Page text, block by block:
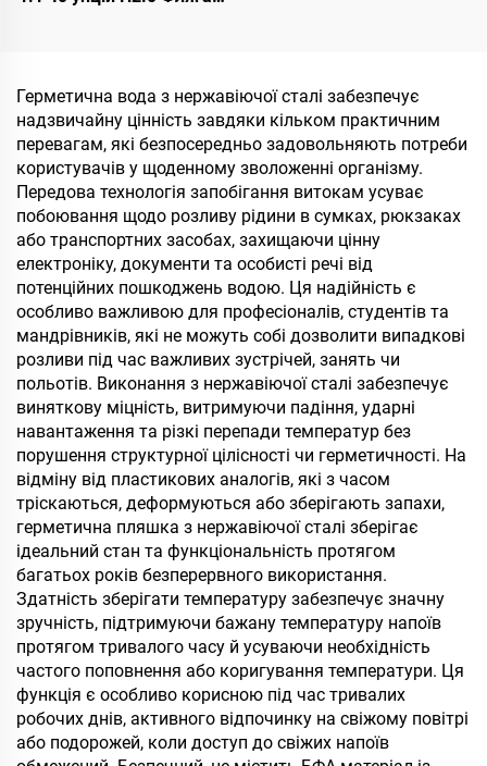
кави з соломинкою на
День Святого Валентина
та для кемпінгу
Герметична вода з нержавіючої сталі забезпечує
надзвичайну цінність завдяки кільком практичним
перевагам, які безпосередньо задовольняють потреби
користувачів у щоденному зволоженні організму.
Передова технологія запобігання витокам усуває
побоювання щодо розливу рідини в сумках, рюкзаках
або транспортних засобах, захищаючи цінну
електроніку, документи та особисті речі від
потенційних пошкоджень водою. Ця надійність є
особливо важливою для професіоналів, студентів та
мандрівників, які не можуть собі дозволити випадкові
розливи під час важливих зустрічей, занять чи
польотів. Виконання з нержавіючої сталі забезпечує
виняткову міцність, витримуючи падіння, ударні
навантаження та різкі перепади температур без
порушення структурної цілісності чи герметичності. На
відміну від пластикових аналогів, які з часом
тріскаються, деформуються або зберігають запахи,
герметична пляшка з нержавіючої сталі зберігає
ідеальний стан та функціональність протягом
багатьох років безперервного використання.
Здатність зберігати температуру забезпечує значну
зручність, підтримуючи бажану температуру напоїв
протягом тривалого часу й усуваючи необхідність
частого поповнення або коригування температури. Ця
функція є особливо корисною під час тривалих
робочих днів, активного відпочинку на свіжому повітрі
або подорожей, коли доступ до свіжих напоїв